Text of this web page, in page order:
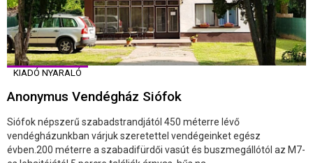
KIADÓ NYARALÓ
Anonymus Vendégház Siófok
Siófok népszerű szabadstrandjától 450 méterre lévő
vendégházunkban várjuk szeretettel vendégeinket egész
évben.200 méterre a szabadifürdői vasút és buszmegállótól az M7-